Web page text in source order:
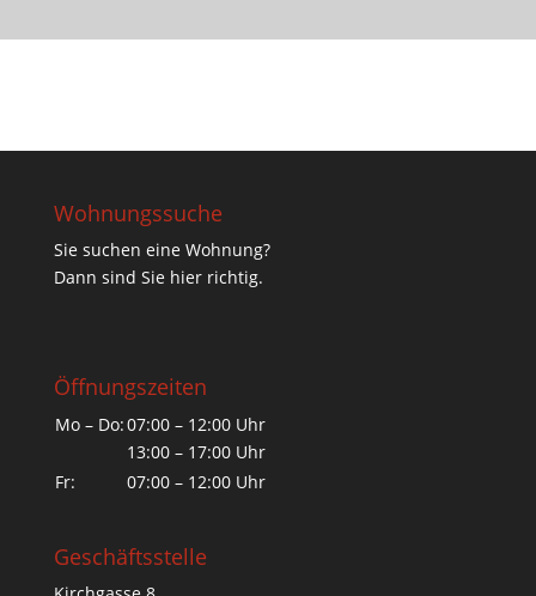
Wohnungssuche
Sie suchen eine Wohnung?
Dann sind Sie hier richtig.
Öffnungszeiten
Mo – Do:07:00 – 12:00 Uhr
13:00 – 17:00 Uhr
Fr:
07:00 – 12:00 Uhr
Geschäftsstelle